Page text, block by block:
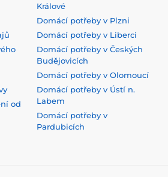
od
Králové
Domácí potřeby v Plzni
Domácí potřeby v Liberci
Domácí potřeby v Českých
Budějovicích
Domácí potřeby v Olomoucí
Domácí potřeby v Ústí n.
Labem
Domácí potřeby v
Pardubicích